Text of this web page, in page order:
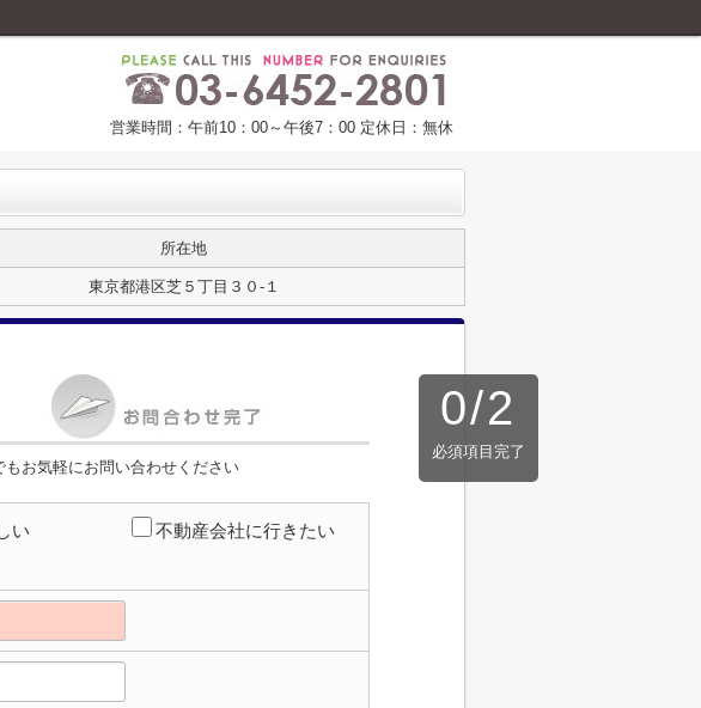
営業時間：午前10：00～午後7：00 定休日：無休
所在地
東京都港区芝５丁目３０-１
0/2
必須項目完了
お気軽にお問い合わせください
い
不動産会社に行きたい